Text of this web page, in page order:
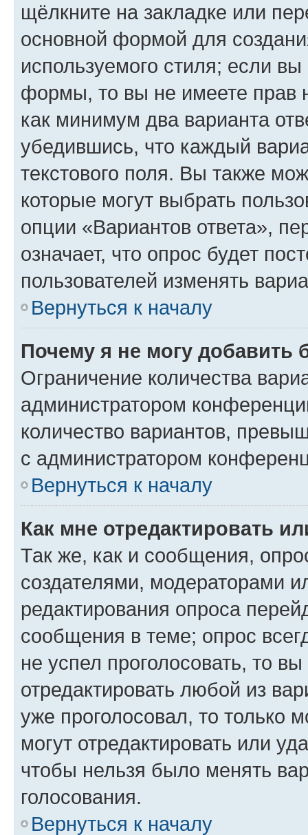
щёлкните на закладке или
основной формой для
используемого стиля; если
формы, то вы не имеете прав
как минимум два варианта
убедившись, что каждый
текстового поля. Вы также
которые могут выбрать
опции «Вариантов ответа»,
означает, что опрос будет
пользователей изменять
Вернуться к началу
Почему я не могу добавить
Ограничение количества
администратором
количество вариантов,
с администратором
Вернуться к началу
Как мне отредактировать
Так же, как и сообщения,
создателями, модераторами
редактирования опроса
сообщения в теме; опрос
не успел проголосовать, то
отредактировать любой из
уже проголосовал, то только
могут отредактировать или
чтобы нельзя было менять
голосования.
Вернуться к началу